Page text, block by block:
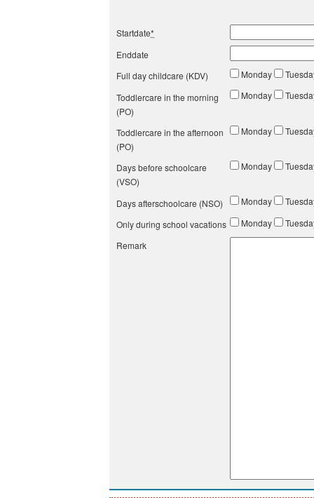
Startdate*
Enddate
Full day childcare (KDV)
Monday
Toddlercare in the morning
(PO)
Monday
Toddlercare in the afternoon
(PO)
Monday
Days before schoolcare
(VSO)
Monday
Days afterschoolcare (NSO) Monday
Only during school vacations
Monday
Remark